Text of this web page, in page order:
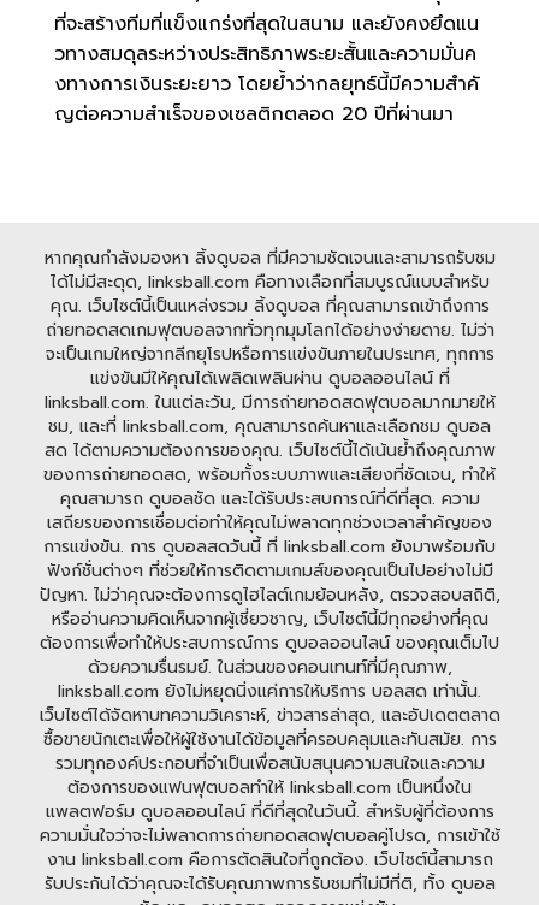
ที่จะสร้างทีมที่แข็งแกร่งที่สุดในสนาม และยังคงยึดแน
วทางสมดุลระหว่างประสิทธิภาพระยะสั้นและความมั่นค
งทางการเงินระยะยาว โดยย้ำว่ากลยุทธ์นี้มีความสำคั
ญต่อความสำเร็จของเซลติกตลอด 20 ปีที่ผ่านมา
หากคุณกำลังมองหา ลิ้งดูบอล ที่มีความชัดเจนและสามารถรับชม
ได้ไม่มีสะดุด, linksball.com คือทางเลือกที่สมบูรณ์แบบสำหรับ
คุณ. เว็บไซต์นี้เป็นแหล่งรวม ลิ้งดูบอล ที่คุณสามารถเข้าถึงการ
ถ่ายทอดสดเกมฟุตบอลจากทั่วทุกมุมโลกได้อย่างง่ายดาย. ไม่ว่า
จะเป็นเกมใหญ่จากลีกยุโรปหรือการแข่งขันภายในประเทศ, ทุกการ
แข่งขันมีให้คุณได้เพลิดเพลินผ่าน ดูบอลออนไลน์ ที่
linksball.com. ในแต่ละวัน, มีการถ่ายทอดสดฟุตบอลมากมายให้
ชม, และที่ linksball.com, คุณสามารถค้นหาและเลือกชม ดูบอล
สด ได้ตามความต้องการของคุณ. เว็บไซต์นี้ได้เน้นย้ำถึงคุณภาพ
ของการถ่ายทอดสด, พร้อมทั้งระบบภาพและเสียงที่ชัดเจน, ทำให้
คุณสามารถ ดูบอลชัด และได้รับประสบการณ์ที่ดีที่สุด. ความ
เสถียรของการเชื่อมต่อทำให้คุณไม่พลาดทุกช่วงเวลาสำคัญของ
การแข่งขัน. การ ดูบอลสดวันนี้ ที่ linksball.com ยังมาพร้อมกับ
ฟังก์ชั่นต่างๆ ที่ช่วยให้การติดตามเกมส์ของคุณเป็นไปอย่างไม่มี
ปัญหา. ไม่ว่าคุณจะต้องการดูไฮไลต์เกมย้อนหลัง, ตรวจสอบสถิติ,
หรืออ่านความคิดเห็นจากผู้เชี่ยวชาญ, เว็บไซต์นี้มีทุกอย่างที่คุณ
ต้องการเพื่อทำให้ประสบการณ์การ ดูบอลออนไลน์ ของคุณเต็มไป
ด้วยความรื่นรมย์. ในส่วนของคอนเทนท์ที่มีคุณภาพ,
linksball.com ยังไม่หยุดนิ่งแค่การให้บริการ บอลสด เท่านั้น.
เว็บไซต์ได้จัดหาบทความวิเคราะห์, ข่าวสารล่าสุด, และอัปเดตตลาด
ซื้อขายนักเตะเพื่อให้ผู้ใช้งานได้ข้อมูลที่ครอบคลุมและทันสมัย. การ
รวมทุกองค์ประกอบที่จำเป็นเพื่อสนับสนุนความสนใจและความ
ต้องการของแฟนฟุตบอลทำให้ linksball.com เป็นหนึ่งใน
แพลตฟอร์ม ดูบอลออนไลน์ ที่ดีที่สุดในวันนี้. สำหรับผู้ที่ต้องการ
ความมั่นใจว่าจะไม่พลาดการถ่ายทอดสดฟุตบอลคู่โปรด, การเข้าใช้
งาน linksball.com คือการตัดสินใจที่ถูกต้อง. เว็บไซต์นี้สามารถ
รับประกันได้ว่าคุณจะได้รับคุณภาพการรับชมที่ไม่มีที่ติ, ทั้ง ดูบอล